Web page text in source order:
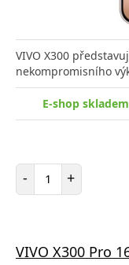
VIVO X300
nekompromisního
E-shop
- Počet položek
+
VIVO X300 Pro